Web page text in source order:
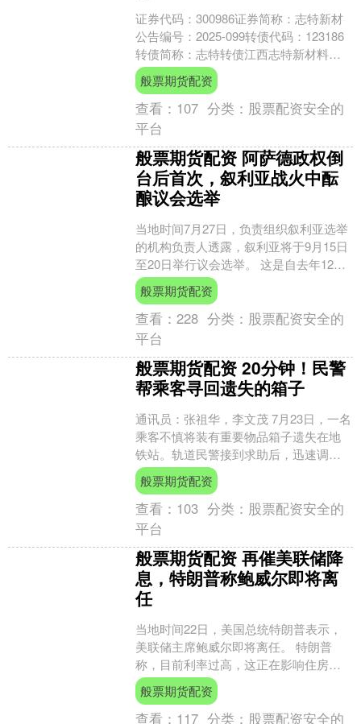
证券代码：300986证券简称：志特新材
公告编号：2025-099转债代码：123186
转债简称：志特转债江西志特新材料股
份有限公司本公司及董事会全体成员保
证信....
般票期货配资
查看： 107 分类： 股票配资安全的
平台
般票期货配资 阿萨德政权倒
台后首次，叙利亚战火中酝
酿议会选举
当地时间7月27日，负责组织叙利亚选举
的机构负责人透露，叙利亚将于9月15日
至20日举行议会选举。 这是自去年12月
阿萨德政权倒台后，叙利亚新政权首次
举行议会选....
般票期货配资
查看：228 分类： 股票配资安全的
平台
般票期货配资 20分钟！民警
帮乘客寻回遗失的箱子
通讯员：张祖华，李文茂 7月23日，一名
乘客不慎将装有重要物品箱子遗失在地
铁站。轨道民警接到求助后，迅速调看
监控找到捡拾者，20分钟成功帮乘客寻
回了失物。 当天....
般票期货配资
查看： 103 分类： 股票配资安全的
平台
般票期货配资 再催美联储降
息，特朗普称鲍威尔即将离
任
当地时间22日，美国总统特朗普表示，
美联储主席鲍威尔即将离任。 特朗普
称，目前利率过高，这正在影响住房市
场。他表示，利率应该降低3个百分点，
甚至更多。 今年以来....
般票期货配资
查看： 117 分类： 股票配资安全的